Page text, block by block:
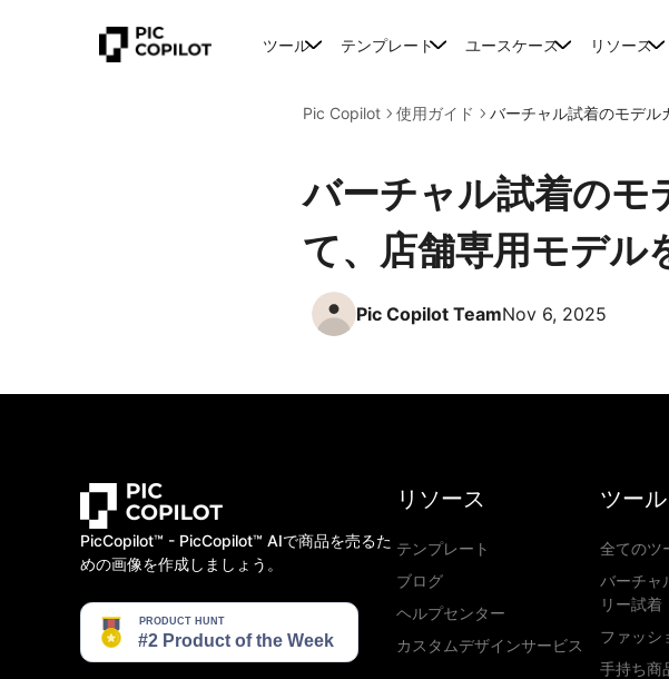
ツール テンプレート ユースケース リソース
Pic Copilot 使用ガイド バーチャル試着のモデル
バーチャル試着のモ
て、店舗専用モデル
Pic Copilot TeamNov 6, 2025
PicCopilot™️ - PicCopilot™️ AIで商品を売るた
めの画像を作成しましょう。
リソース
テンプレート
ブログ
ヘルプセンター
カスタムデザインサービス
ツール
全てのツ
バーチャ
リー試着
ファッシ
手持ち商